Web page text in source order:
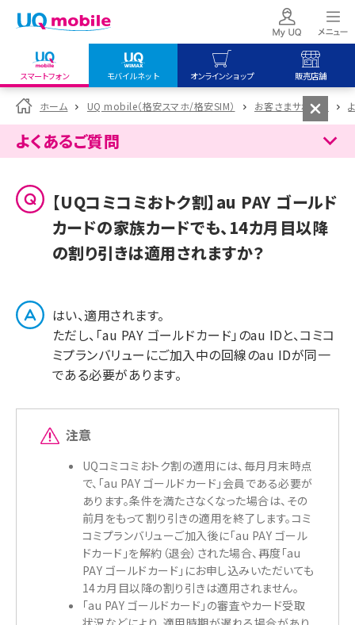
スマートフォン モバイルネット オンラインショップ 販売店舗
my UQ WiMAX
UQ WiMAX ご契約の方
My UQ mobile
UQ mobile
データチャージサイト
UQ mobile
オンラインショップ
UQ WiMAX
UQ mobile
販売店舗
UQ WiMAX
ホーム UQ mobile（格安スマホ/格安SIM） お客さまサポート
よくあるご質問
【UQコミコミおトク割】au PAY ゴールド
カードの家族カードでも、14カ月目以降
の割り引きは適用されますか？
はい、適用されます。
ただし、「au PAY ゴールドカード」のau IDと、コミコ
ミプランバリューにご加入中の回線のau IDが同一
である必要があります。
注意
UQコミコミおトク割の適用には、毎月月末時点
で、「au PAY ゴールドカード」会員である必要が
あります。条件を満たさなくなった場合は、その
前月をもって割り引きの適用を終了します。コミ
コミプランバリューご加入後に「au PAY ゴール
ドカード」を解約（退会）された場合、再度「au
PAY ゴールドカード」にお申し込みいただいても
14カ月目以降の割り引きは適用されません。
「au PAY ゴールドカード」の審査やカード受取